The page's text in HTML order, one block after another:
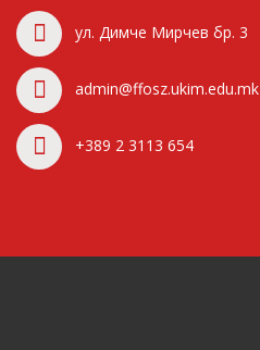
ул. Димче Мирчев бр. 3
admin@ffosz.ukim.edu.mk
+389 2 3113 654